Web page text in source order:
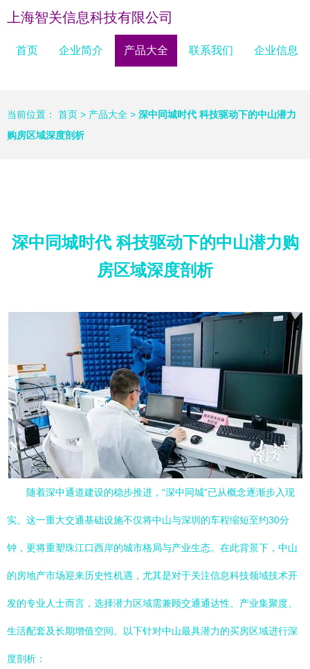
上海智关信息科技有限公司
首页 企业简介 产品大全 联系我们 企业信息
当前位置： 首页 > 产品大全 > 深中同城时代 科技驱动下的中山潜力
购房区域深度剖析
深中同城时代 科技驱动下的中山潜力购
房区域深度剖析
随着深中通道建设的稳步推进，“深中同城”已从概念逐渐步入现
实。这一重大交通基础设施不仅将中山与深圳的车程缩短至约30分
钟，更将重塑珠江口西岸的城市格局与产业生态。在此背景下，中山
的房地产市场迎来历史性机遇，尤其是对于关注信息科技领域技术开
发的专业人士而言，选择潜力区域需兼顾交通通达性、产业集聚度、
生活配套及长期增值空间。以下针对中山最具潜力的买房区域进行深
度剖析：